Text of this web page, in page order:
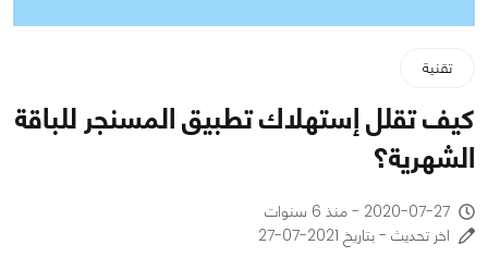
تقنية
كيف تقلل إستهلاك تطبيق المسنجر للباقة
الشهرية؟
2020-07-27 - منذ 6 سنوات
اخر تحديث - بتاريخ 2021-07-27